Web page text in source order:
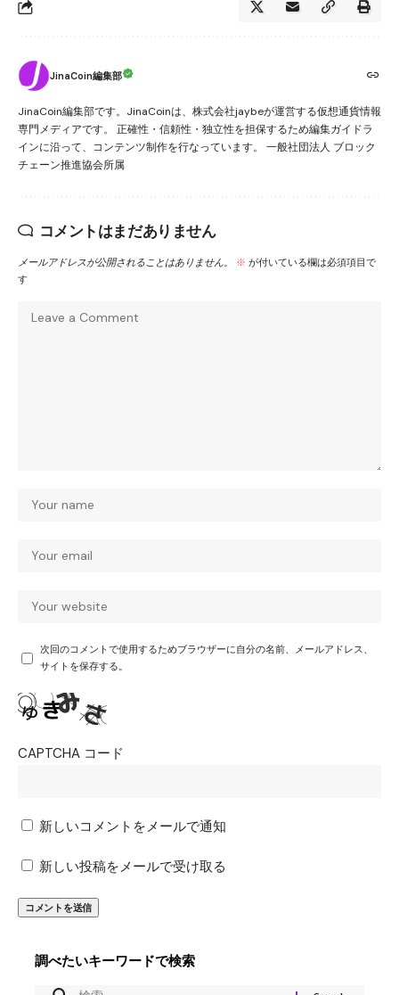
JinaCoin編集部
JinaCoin編集部です。JinaCoinは、株式会社jaybeが運営する仮想通貨情報
専門メディアです。 正確性・信頼性・独立性を担保するため編集ガイドラ
インに沿って、コンテンツ制作を行なっています。 一般社団法人 ブロック
チェーン推進協会所属
コメントはまだありません
メールアドレスが公開されることはありません。 ※ が付いている欄は必須項目で
す
次回のコメントで使用するためブラウザーに自分の名前、メールアドレス、
サイトを保存する。
CAPTCHA コード
新しいコメントをメールで通知
新しい投稿をメールで受け取る
調べたいキーワードで検索